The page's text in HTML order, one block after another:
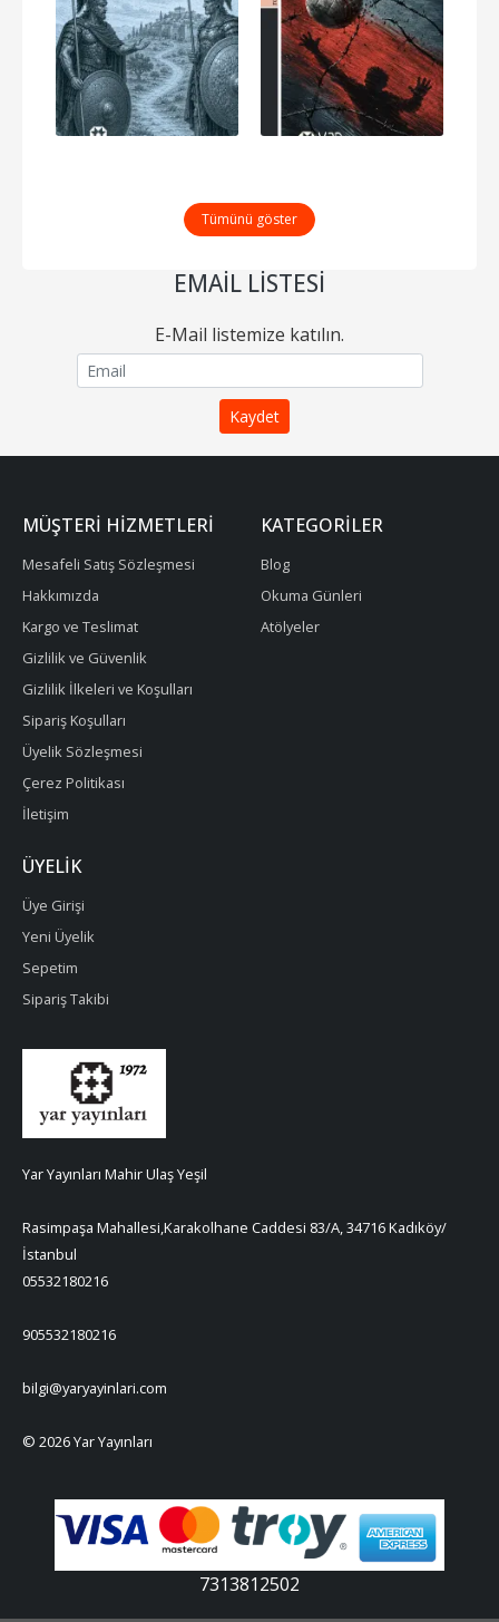
Tümünü göster
EMAIL LISTESI
E-Mail listemize katılın.
MÜŞTERI HIZMETLERI
Mesafeli Satış Sözleşmesi
Hakkımızda
Kargo ve Teslimat
Gizlilik ve Güvenlik
Gizlilik İlkeleri ve Koşulları
Sipariş Koşulları
Üyelik Sözleşmesi
Çerez Politikası
İletişim
KATEGORILER
Blog
Okuma Günleri
Atölyeler
ÜYELIK
Üye Girişi
Yeni Üyelik
Sepetim
Sipariş Takibi
Yar Yayınları Mahir Ulaş Yeşil
Rasimpaşa Mahallesi,Karakolhane Caddesi 83/A, 34716 Kadıköy/
İstanbul
05532180216
905532180216
bilgi@yaryayinlari.com
© 2026 Yar Yayınları
7313812502